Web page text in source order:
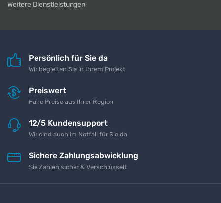
Weitere Dienstleistungen
Persönlich für Sie da
Wir begleiten Sie in Ihrem Projekt
Preiswert
Faire Preise aus Ihrer Region
12/5 Kundensupport
Wir sind auch im Notfall für Sie da
Sichere Zahlungsabwicklung
Sie Zahlen sicher & Verschlüsselt